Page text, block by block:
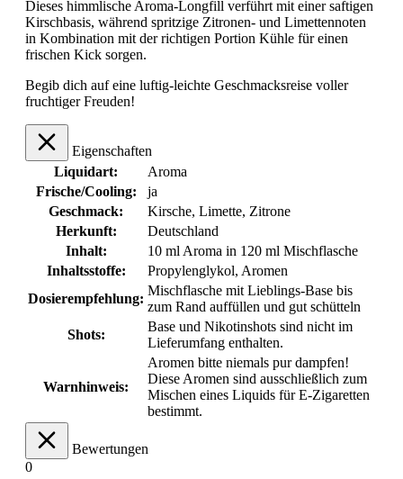
Dieses himmlische Aroma-Longfill verführt mit einer saftigen
Kirschbasis, während spritzige Zitronen- und Limettennoten
in Kombination mit der richtigen Portion Kühle für einen
frischen Kick sorgen.
Begib dich auf eine luftig-leichte Geschmacksreise voller
fruchtiger Freuden!
Eigenschaften
Liquidart:
Aroma
Frische/Cooling:
ja
Geschmack:
Kirsche, Limette, Zitrone
Herkunft:
Deutschland
Inhalt:
10 ml Aroma in 120 ml Mischflasche
Inhaltsstoffe:
Propylenglykol, Aromen
Dosierempfehlung:
Mischflasche mit Lieblings-Base bis
zum Rand auffüllen und gut schütteln
Shots:
Base und Nikotinshots sind nicht im
Lieferumfang enthalten.
Warnhinweis:
Aromen bitte niemals pur dampfen!
Diese Aromen sind ausschließlich zum
Mischen eines Liquids für E-Zigaretten
bestimmt.
Bewertungen
0